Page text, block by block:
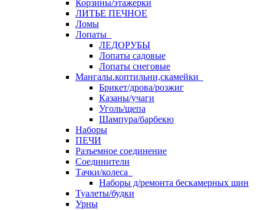
Корзины/этажерки
ЛИТЬЕ ПЕЧНОЕ
Ломы
Лопаты
ЛЕДОРУБЫ
Лопаты садовые
Лопаты снеговые
Мангалы.коптильни,скамейки
Брикет/дрова/розжиг
Казаны/учаги
Уголь/щепа
Шампура/барбекю
Наборы
ПЕЧИ
Разъемное соединение
Соединители
Тачки/колеса
Наборы д/ремонта бескамерных шин
Туалеты/будки
Урны